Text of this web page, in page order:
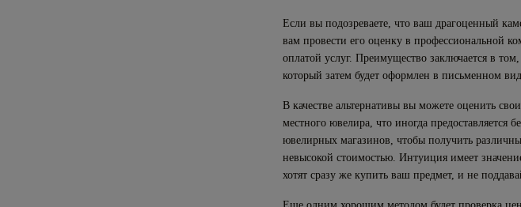
Если вы подозреваете, что ваш драгоценный
вам провести его оценку в профессиональной
оплатой услуг. Преимущество заключается в
который затем будет оформлен в письменном
В качестве альтернативы вы можете оценить
местного ювелира, что иногда предоставляется
ювелирных магазинов, чтобы получить
невысокой стоимостью. Интуиция имеет
хотят сразу же купить ваш предмет, и не